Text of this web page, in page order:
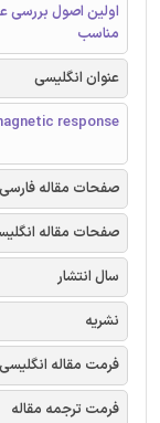
اولین اصول بررسی
مناسب
عنوان انگلیسی
response
صفحات مقاله فارسی
صفحات مقاله
سال انتشار
نشریه
فرمت مقاله انگلیسی
فرمت ترجمه مقاله